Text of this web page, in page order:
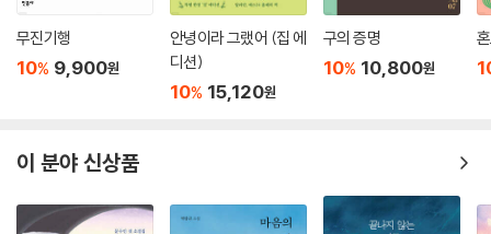
허무하게 살아내는 삶”에 적응했음을 깨닫는다. 그리하여 이중일은 구급
차를 빼앗아 도망치려는 환자와 보호자에게 일종의 답례처럼 구급차를 내
어주기에 이른다. 자신을 두고 떠나가는 그들의 모습에서 기이한 보람마저
느끼며 비로소 “완벽하게 그들의 편”이 되었음을 실감한다. 환자의 탈출에
〈소란한 속삭임〉은 비밀 아닌 비밀을 속삭이는 모임을 통해 서로에게 위로
와 희망을 발견하는 이야기다. 어디를 가도 붐비고 소음 넘치는 생활로 “어
무진기행
10% 9,900원
안녕이라 그랬어 (집 에
디션)
10% 15,120원
구의 증명
10% 10,800원
이 분야 신상품